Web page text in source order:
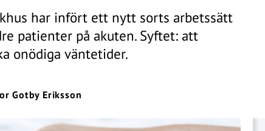
har infört ett nytt sorts arbetssätt
patienter på akuten. Syftet: att
onödiga väntetider.
Gotby Eriksson